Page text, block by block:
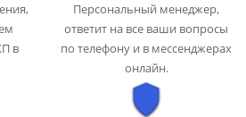
в
Персональный менеджер,
ответит на все ваши вопросы
по телефону и в мессенджерах
онлайн.